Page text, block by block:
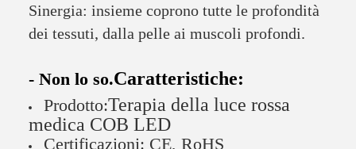
Sinergia: insieme coprono tutte le profondità
dei tessuti, dalla pelle ai muscoli profondi.
- Non lo so.Caratteristiche:
Prodotto:Terapia della luce rossa
medica COB LED
Certificazioni: CE, RoHS